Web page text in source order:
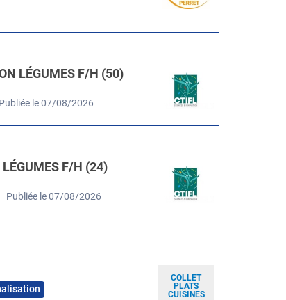
LÉGUMES F/H (50)
Publiée le 07/08/2026
LÉGUMES F/H (24)
Publiée le 07/08/2026
COLLET
PLATS
CUISINES